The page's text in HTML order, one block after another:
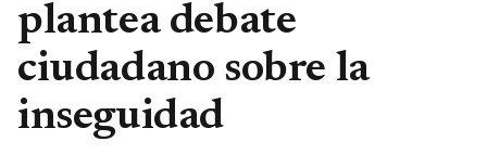
plantea debate
ciudadano sobre la
inseguidad